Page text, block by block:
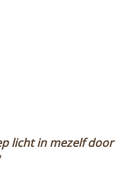
licht in mezelf door